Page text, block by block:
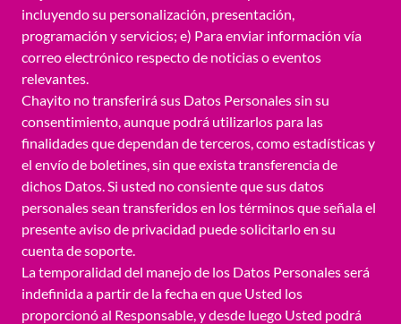
incluyendo su personalización, presentación,
programación y servicios; e) Para enviar información vía
correo electrónico respecto de noticias o eventos
relevantes.
Chayito no transferirá sus Datos Personales sin su
consentimiento, aunque podrá utilizarlos para las
finalidades que dependan de terceros, como estadísticas y
el envío de boletines, sin que exista transferencia de
dichos Datos. Si usted no consiente que sus datos
personales sean transferidos en los términos que señala el
presente aviso de privacidad puede solicitarlo en su
cuenta de soporte.
La temporalidad del manejo de los Datos Personales será
indefinida a partir de la fecha en que Usted los
proporcionó al Responsable, y desde luego Usted podrá